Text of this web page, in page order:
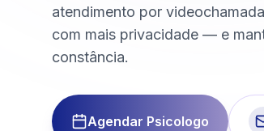
atendimento por
com mais privacidade — e
constância.
Agendar Psicologo